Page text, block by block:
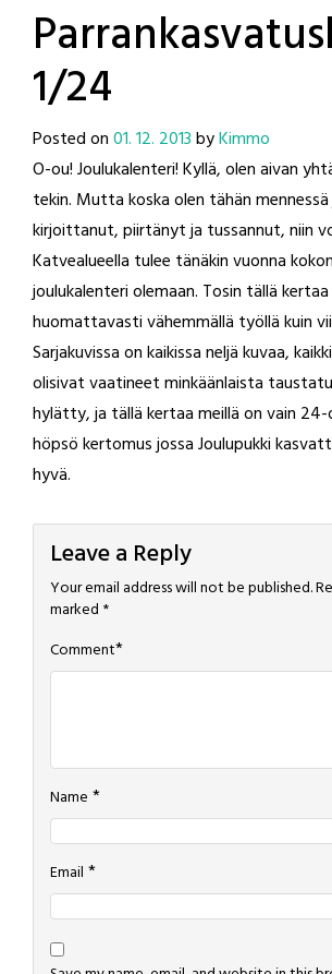
1/24
Posted on01. 12. 2013byKimmo
O-ou! Joulukalenteri! Kyllä, olen aivan
tekin. Mutta koska olen tähän mennessä
kirjoittanut, piirtänyt ja tussannut, niin
Katvealueella tulee tänäkin vuonna
joulukalenteri olemaan. Tosin tällä
huomattavasti vähemmällä työllä kuin
Sarjakuvissa on kaikissa neljä kuvaa,
olisivat vaatineet minkäänlaista
hylätty, ja tällä kertaa meillä on vain 24-
höpsö kertomus jossa Joulupukki
hyvä.
Leave a Reply
Your email address will not be published.
marked *
Comment*
Name *
Email *